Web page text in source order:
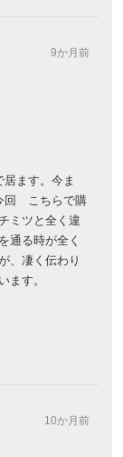
9か月前
ます。今ま
回 こちらで購
ミツと全く違
通る時が全く
、凄く伝わり
ます。
10か月前
！
／